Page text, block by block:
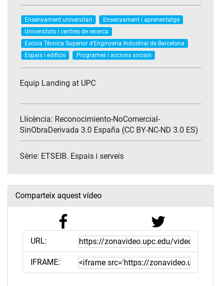
Ensenyament universitari
Ensenyament i aprenentatge
Universitats i centres de recerca
Escola Tècnica Superior d'Enginyeria Industrial de Barcelona
Espais i edificis
Programes i accions socials
Equip Landing at UPC
Llicència: Reconocimiento-NoComercial-
SinObraDerivada 3.0 España (CC BY-NC-ND 3.0 ES)
Sèrie: ETSEIB. Espais i serveis
Comparteix aquest vídeo
URL:
IFRAME: